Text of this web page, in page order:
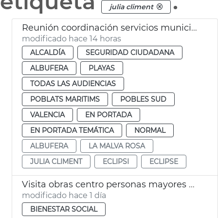
julia climent
Reunión coordinación servicios municipales eclipse València
modificado hace 14 horas
ALCALDÍA
SEGURIDAD CIUDADANA
ALBUFERA
PLAYAS
TODAS LAS AUDIENCIAS
POBLATS MARITIMS
POBLES SUD
VALENCIA
EN PORTADA
EN PORTADA TEMÁTICA
NORMAL
ALBUFERA
LA MALVA ROSA
JULIA CLIMENT
ECLIPSI ECLIPSE
Visita obras centro personas mayores Sant Antoni València
modificado hace 1 día
BIENESTAR SOCIAL